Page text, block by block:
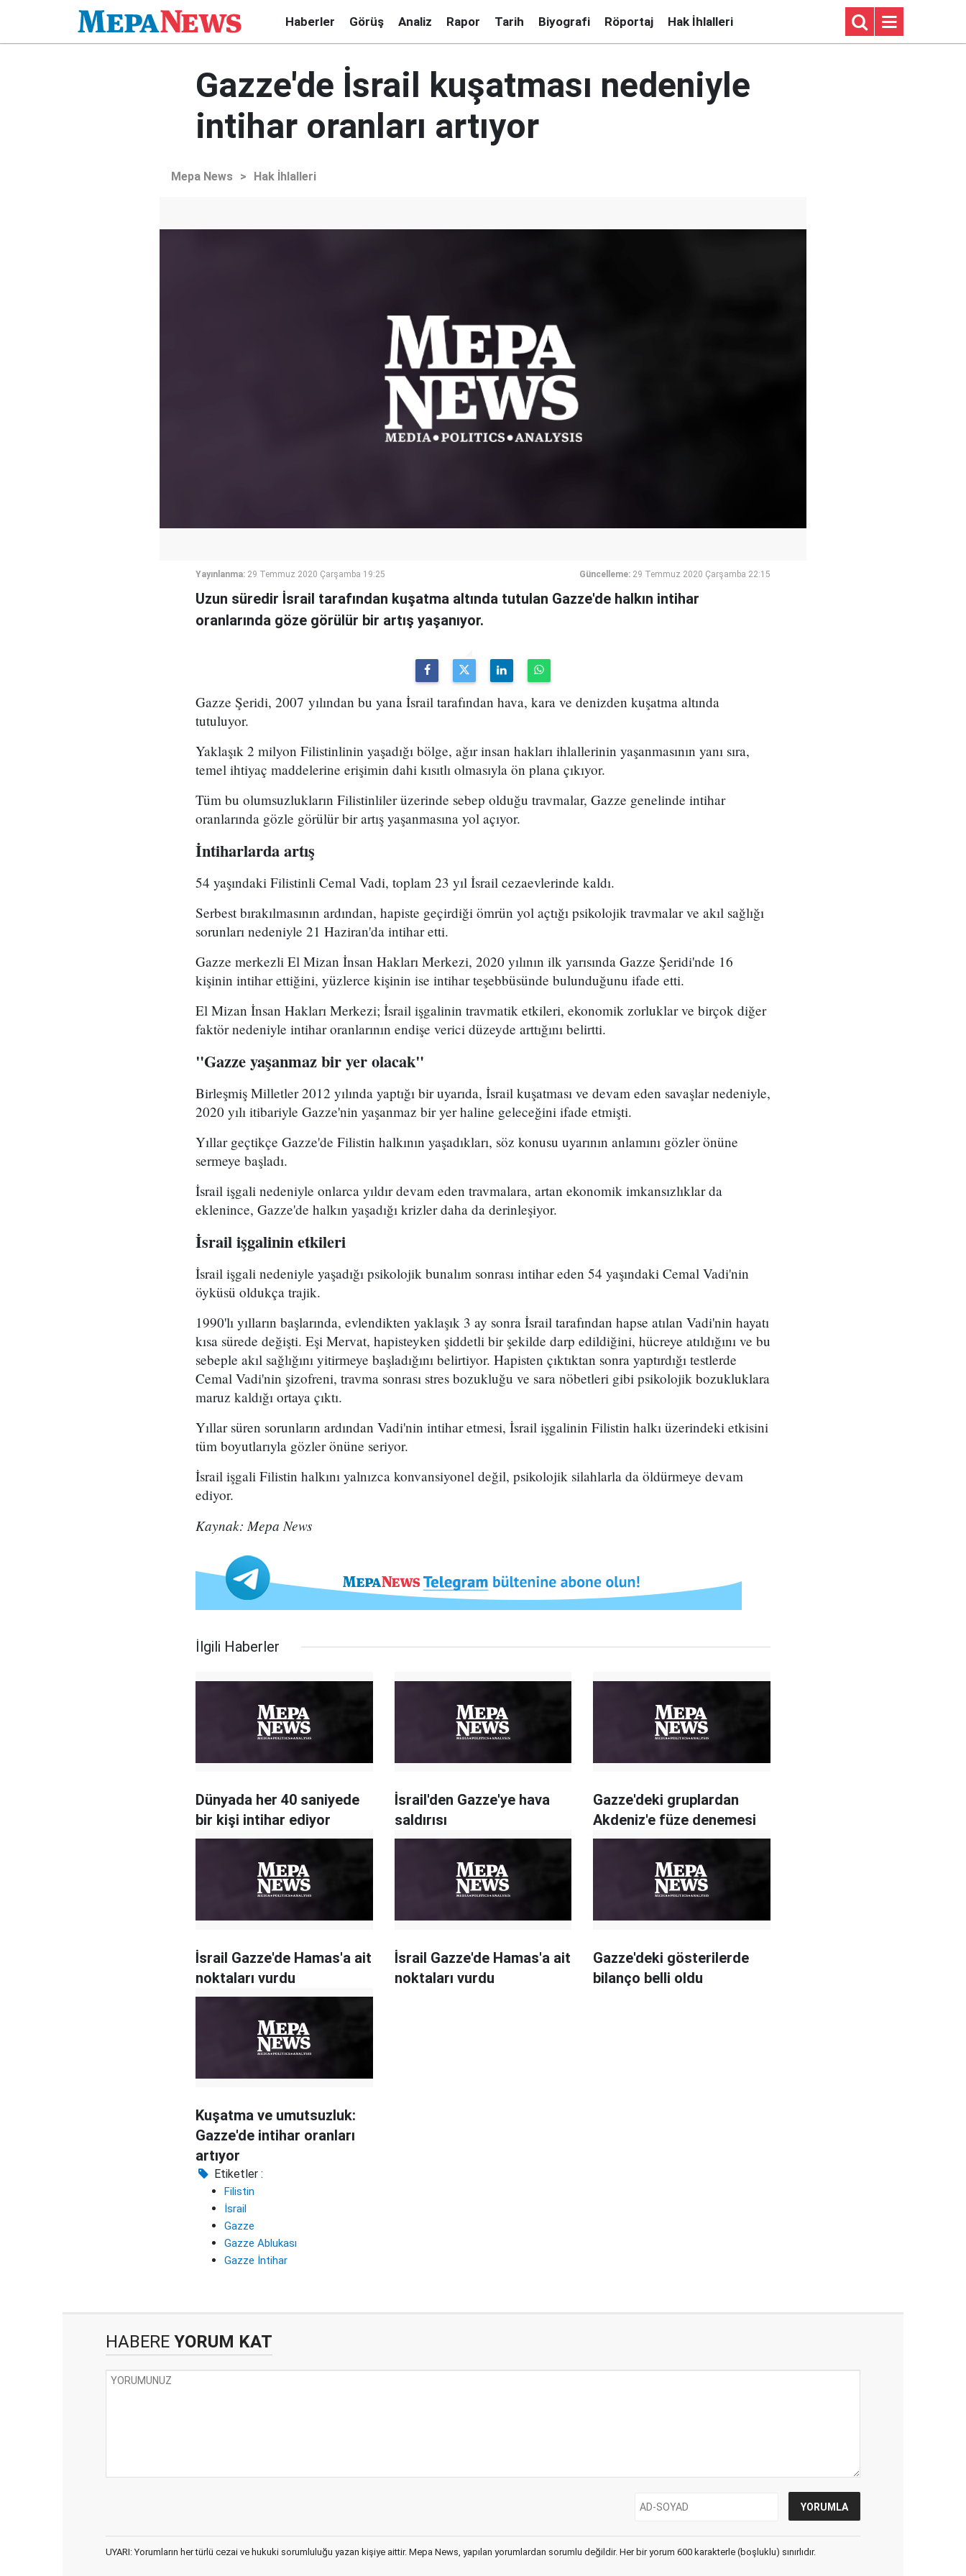
Haberler Görüş Analiz Rapor Tarih Biyografi Röportaj Hak İhlalleri
Gazze'de İsrail kuşatması nedeniyle
intihar oranları artıyor
Mepa News > Hak İhlalleri
Yayınlanma: 29 Temmuz 2020 Çarşamba 19:25 Güncelleme: 29 Temmuz 2020 Çarşamba 22:15
Uzun süredir İsrail tarafından kuşatma altında tutulan Gazze'de halkın intihar
oranlarında göze görülür bir artış yaşanıyor.
Gazze Şeridi, 2007 yılından bu yana İsrail tarafından hava, kara ve denizden kuşatma altında
tutuluyor.
Yaklaşık 2 milyon Filistinlinin yaşadığı bölge, ağır insan hakları ihlallerinin yaşanmasının yanı sıra,
temel ihtiyaç maddelerine erişimin dahi kısıtlı olmasıyla ön plana çıkıyor.
Tüm bu olumsuzlukların Filistinliler üzerinde sebep olduğu travmalar, Gazze genelinde intihar
oranlarında gözle görülür bir artış yaşanmasına yol açıyor.
İntiharlarda artış
54 yaşındaki Filistinli Cemal Vadi, toplam 23 yıl İsrail cezaevlerinde kaldı.
Serbest bırakılmasının ardından, hapiste geçirdiği ömrün yol açtığı psikolojik travmalar ve akıl sağlığı
sorunları nedeniyle 21 Haziran'da intihar etti.
Gazze merkezli El Mizan İnsan Hakları Merkezi, 2020 yılının ilk yarısında Gazze Şeridi'nde 16
kişinin intihar ettiğini, yüzlerce kişinin ise intihar teşebbüsünde bulunduğunu ifade etti.
El Mizan İnsan Hakları Merkezi; İsrail işgalinin travmatik etkileri, ekonomik zorluklar ve birçok diğer
faktör nedeniyle intihar oranlarının endişe verici düzeyde arttığını belirtti.
"Gazze yaşanmaz bir yer olacak"
Birleşmiş Milletler 2012 yılında yaptığı bir uyarıda, İsrail kuşatması ve devam eden savaşlar nedeniyle,
2020 yılı itibariyle Gazze'nin yaşanmaz bir yer haline geleceğini ifade etmişti.
Yıllar geçtikçe Gazze'de Filistin halkının yaşadıkları, söz konusu uyarının anlamını gözler önüne
sermeye başladı.
İsrail işgali nedeniyle onlarca yıldır devam eden travmalara, artan ekonomik imkansızlıklar da
eklenince, Gazze'de halkın yaşadığı krizler daha da derinleşiyor.
İsrail işgalinin etkileri
İsrail işgali nedeniyle yaşadığı psikolojik bunalım sonrası intihar eden 54 yaşındaki Cemal Vadi'nin
öyküsü oldukça trajik.
1990'lı yılların başlarında, evlendikten yaklaşık 3 ay sonra İsrail tarafından hapse atılan Vadi'nin hayatı
kısa sürede değişti. Eşi Mervat, hapisteyken şiddetli bir şekilde darp edildiğini, hücreye atıldığını ve bu
sebeple akıl sağlığını yitirmeye başladığını belirtiyor. Hapisten çıktıktan sonra yaptırdığı testlerde
Cemal Vadi'nin şizofreni, travma sonrası stres bozukluğu ve sara nöbetleri gibi psikolojik bozukluklara
maruz kaldığı ortaya çıktı.
Yıllar süren sorunların ardından Vadi'nin intihar etmesi, İsrail işgalinin Filistin halkı üzerindeki etkisini
tüm boyutlarıyla gözler önüne seriyor.
İsrail işgali Filistin halkını yalnızca konvansiyonel değil, psikolojik silahlarla da öldürmeye devam
ediyor.
Kaynak: Mepa News
İlgili Haberler
Dünyada her 40 saniyede
bir kişi intihar ediyor
İsrail'den Gazze'ye hava
saldırısı
Gazze'deki gruplardan
Akdeniz'e füze denemesi
İsrail Gazze'de Hamas'a ait
noktaları vurdu
İsrail Gazze'de Hamas'a ait
noktaları vurdu
Gazze'deki gösterilerde
bilanço belli oldu
Kuşatma ve umutsuzluk:
Gazze'de intihar oranları
artıyor
Etiketler :
Filistin
İsrail
Gazze
Gazze Ablukası
Gazze İntihar
HABERE YORUM KAT
UYARI: Yorumların her türlü cezai ve hukuki sorumluluğu yazan kişiye aittir. Mepa News, yapılan yorumlardan sorumlu değildir. Her bir yorum 600 karakterle (boşluklu) sınırlıdır.